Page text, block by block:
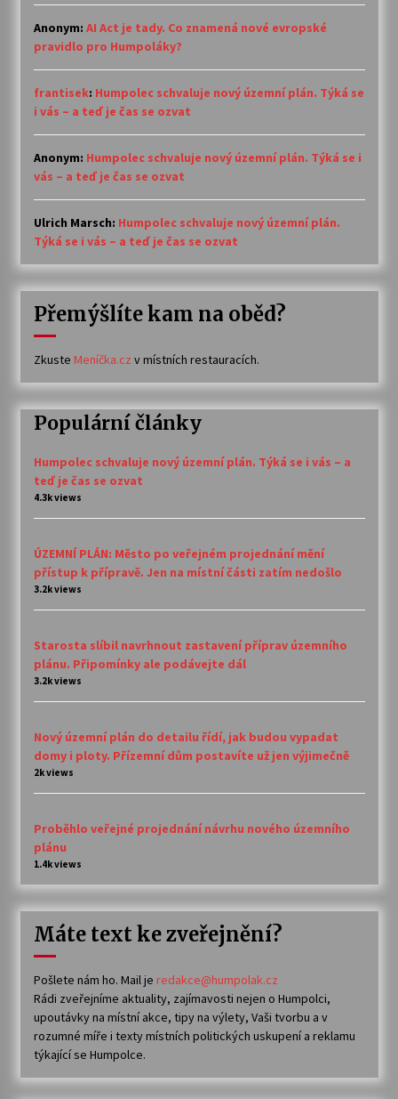
Anonym: AI Act je tady. Co znamená nové evropské
pravidlo pro Humpoláky?
frantisek: Humpolec schvaluje nový územní plán. Týká se
i vás – a teď je čas se ozvat
Anonym: Humpolec schvaluje nový územní plán. Týká se i
vás – a teď je čas se ozvat
Ulrich Marsch: Humpolec schvaluje nový územní plán.
Týká se i vás – a teď je čas se ozvat
Přemýšlíte kam na oběd?
Zkuste Meníčka.cz v místních restauracích.
Populární články
Humpolec schvaluje nový územní plán. Týká se i vás – a
teď je čas se ozvat
4.3k views
ÚZEMNÍ PLÁN: Město po veřejném projednání mění
přístup k přípravě. Jen na místní části zatím nedošlo
3.2k views
Starosta slíbil navrhnout zastavení příprav územního
plánu. Připomínky ale podávejte dál
3.2k views
Nový územní plán do detailu řídí, jak budou vypadat
domy i ploty. Přízemní dům postavíte už jen výjimečně
2k views
Proběhlo veřejné projednání návrhu nového územního
plánu
1.4k views
Máte text ke zveřejnění?
Pošlete nám ho. Mail je redakce@humpolak.cz
Rádi zveřejníme aktuality, zajímavosti nejen o Humpolci,
upoutávky na místní akce, tipy na výlety, Vaši tvorbu a v
rozumné míře i texty místních politických uskupení a reklamu
týkající se Humpolce.